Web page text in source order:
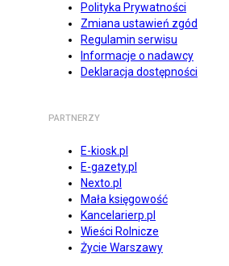
Polityka Prywatności
Zmiana ustawień zgód
Regulamin serwisu
Informacje o nadawcy
Deklaracja dostępności
PARTNERZY
E-kiosk.pl
E-gazety.pl
Nexto.pl
Mała księgowość
Kancelarierp.pl
Wieści Rolnicze
Życie Warszawy